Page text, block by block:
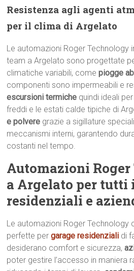
Resistenza agli agenti
per il clima di Argelato
Le automazioni Roger Technology
team a Argelato sono progettate
climatiche variabili, comepiogge
componenti sono impermeabili e
escursioni termiche quindi ideali
freddi e le estati calde tipiche di
e polvere grazie a sigillature
meccanismi interni, garantendo
costanti nel tempo.
Automazioni
a Argelato per tutti
residenziali e
Le automazioni Roger Technology
perfette pergarage residenziali di
desiderano comfort e sicurezza,
poter gestire l’accesso in maniera